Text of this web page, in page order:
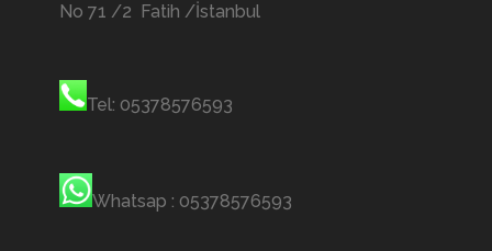
No 71 /2 Fatih /İstanbul
Tel: 05378576593
Whatsap : 05378576593